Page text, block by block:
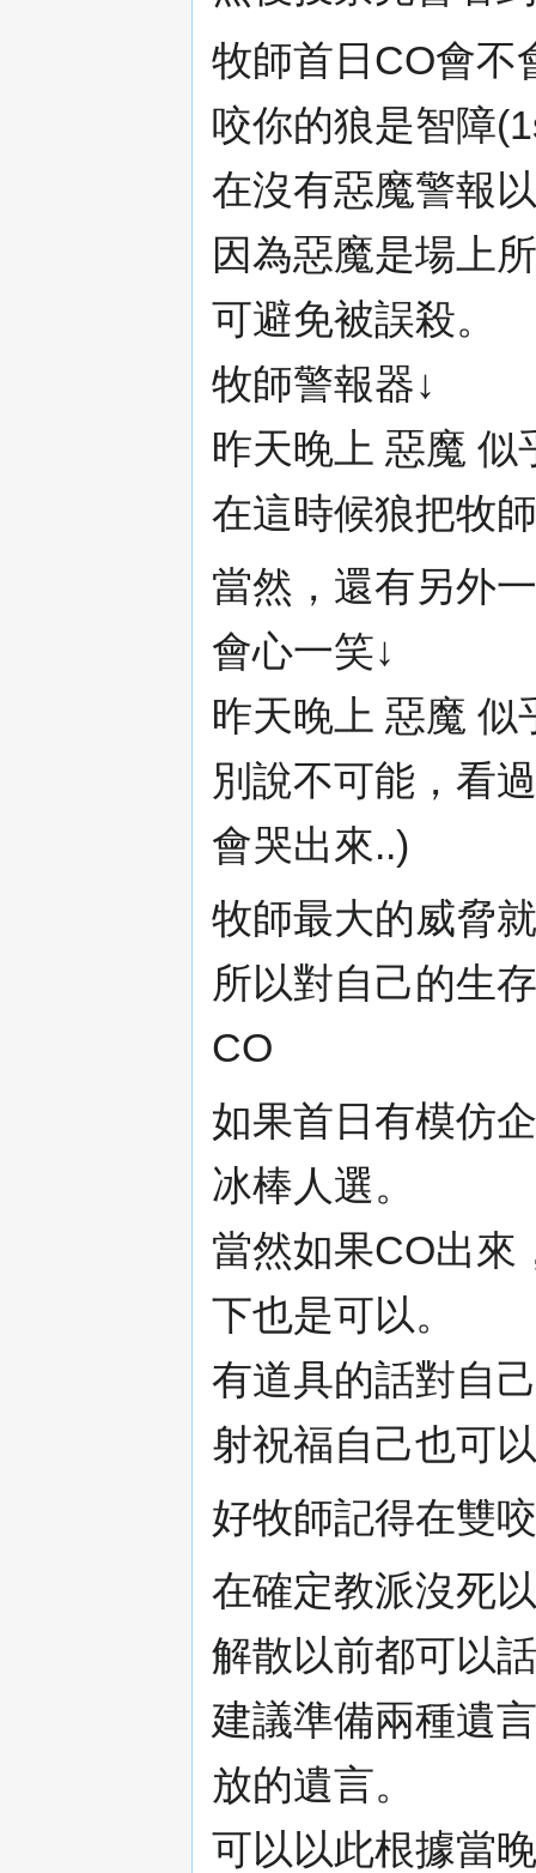
牧師首日CO會不
咬你的狼是智障
在沒有惡魔警報
因為惡魔是場上
可避免被誤殺。
牧師警報器↓
昨天晚上 惡魔 似
在這時候狼把牧
當然，還有另外
會心一笑↓
昨天晚上 惡魔 似
別說不可能，看
會哭出來..)
牧師最大的威脅
所以對自己的生
CO
如果首日有模仿
冰棒人選。
當然如果CO出來
下也是可以。
有道具的話對自
射祝福自己也可
好牧師記得在雙
在確定教派沒死
解散以前都可以
建議準備兩種遺
放的遺言。
可以以此根據當